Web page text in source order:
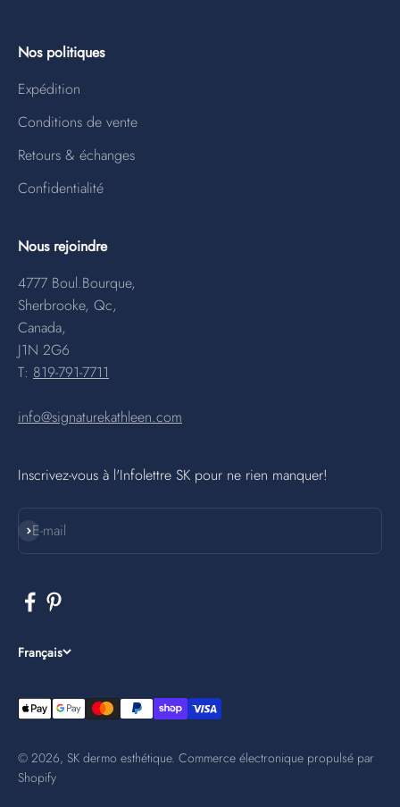
Nos politiques
Expédition
Conditions de vente
Retours & échanges
Confidentialité
Nous rejoindre
4777 Boul.Bourque,
Sherbrooke, Qc,
Canada,
J1N 2G6
T: 819-791-7711
info@signaturekathleen.com
Inscrivez-vous à l'Infolettre SK pour ne rien manquer!
E-mail
S'inscrire
Français
© 2026, SK dermo esthétique. Commerce électronique propulsé par
Shopify